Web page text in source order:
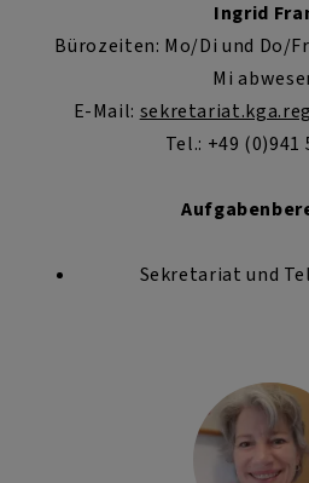
Ingrid
Bürozeiten: Mo/Di und Do/
Mi
E-Mail:
Tel.: +49 (0)941
Sekretariat und